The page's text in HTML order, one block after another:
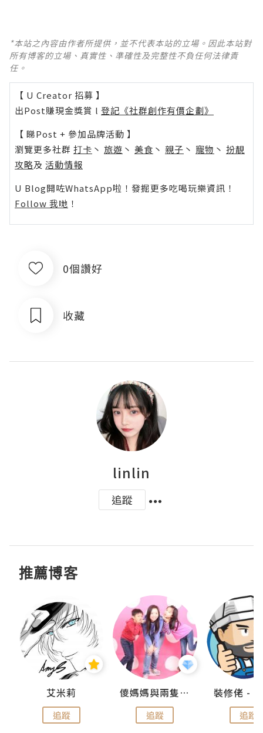
*本站之內容由作者所提供，並不代表本站的立場。因此本站對
所有博客的立場、真實性、準確性及完整性不負任何法律責
任。
【 U Creator 招募 】
出Post賺現金獎賞 l 登記《社群創作有價企劃》
【 睇Post + 參加品牌活動 】
瀏覽更多社群 打卡 丶 旅遊 丶 美食 丶 親子 丶 寵物 丶 扮靚
攻略及 活動情報
U Blog開咗WhatsApp啦！發掘更多吃喝玩樂資訊！
Follow 我哋 ！
0個讚好
收藏
linlin
追蹤
推薦博客
艾米莉
追蹤
儍媽媽與兩隻小魔怪之家
追蹤 追蹤